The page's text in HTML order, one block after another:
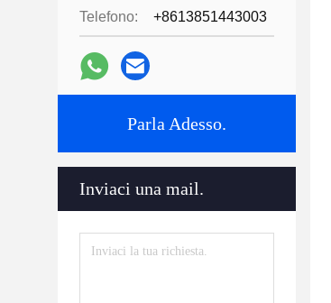
Telefono: +8613851443003
Parla Adesso.
Inviaci una mail.